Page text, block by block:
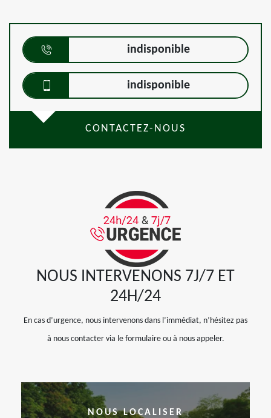
indisponible
indisponible
CONTACTEZ-NOUS
NOUS INTERVENONS 7J/7 ET
24H/24
En cas d’urgence, nous intervenons dans l’immédiat, n’hésitez pas
à nous contacter via le formulaire ou à nous appeler.
NOUS LOCALISER